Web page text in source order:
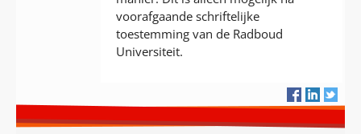
voorafgaande schriftelijke
toestemming van de Radboud
Universiteit.